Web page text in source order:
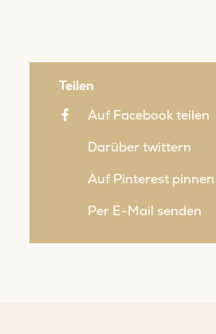
Teilen
Auf Facebook teilen
Darüber twittern
Auf Pinterest pinnen
Per E-Mail senden